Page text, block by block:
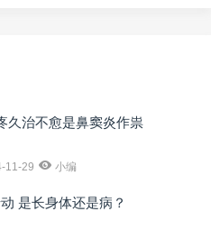
久治不愈是鼻窦炎作祟
11-29 小编
是长身体还是病？